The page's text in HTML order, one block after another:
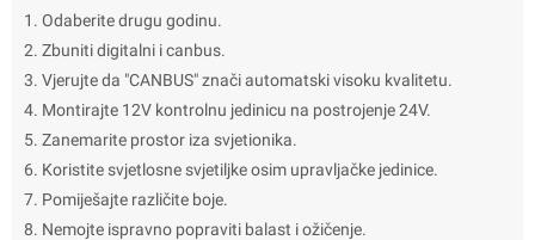
Odaberite drugu godinu.
Zbuniti digitalni i canbus.
Vjerujte da "CANBUS" znači automatski visoku kvalitetu.
Montirajte 12V kontrolnu jedinicu na postrojenje 24V.
Zanemarite prostor iza svjetionika.
Koristite svjetlosne svjetiljke osim upravljačke jedinice.
Pomiješajte različite boje.
Nemojte ispravno popraviti balast i ožičenje.